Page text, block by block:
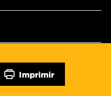
Imprimir